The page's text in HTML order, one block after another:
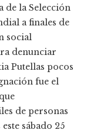
de la Selección
a finales de
social
denunciar
Putellas pocos
fue el
de personas
sábado 25